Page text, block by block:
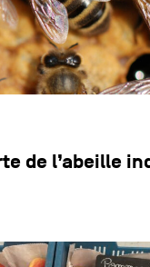
de l’abeille